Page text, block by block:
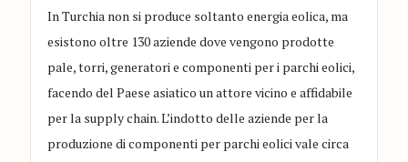
In Turchia non si produce soltanto energia eolica, ma
esistono oltre 130 aziende dove vengono prodotte
pale, torri, generatori e componenti per i parchi eolici,
facendo del Paese asiatico un attore vicino e affidabile
per la supply chain. L’indotto delle aziende per la
produzione di componenti per parchi eolici vale circa